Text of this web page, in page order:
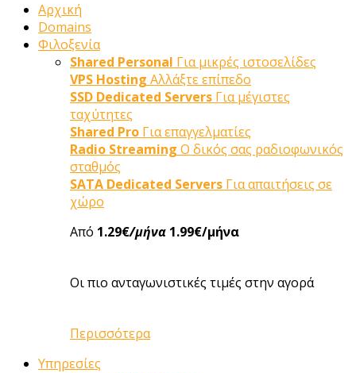
Αρχική
Domains
Φιλοξενία
Shared Personal Για μικρές ιστοσελίδες
VPS Hosting Αλλάξτε επίπεδο
SSD Dedicated Servers Για μέγιστες
ταχύτητες
Shared Pro Για επαγγελματίες
Radio Streaming Ο δικός σας ραδιοφωνικός
σταθμός
SATA Dedicated Servers Για απαιτήσεις σε
χώρο
Από 1.29€/μήνα 1.99€/μήνα
Οι πιο ανταγωνιστικές τιμές στην αγορά
Περισσότερα
Υπηρεσίες